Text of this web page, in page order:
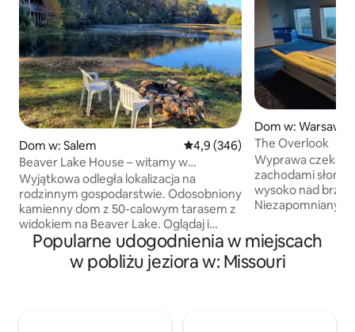
Dom w: Salem Średnia ocena: 4,9 na 5, liczba
4,9 (346)
Beaver Lake House – witamy w
krainiełku dystansu społecznego!
Wyjątkowa odległa lokalizacja na
rodzinnym gospodarstwie. Odosobniony
kamienny dom z 50-calowym tarasem z
widokiem na Beaver Lake. Oglądaj i
słuchaj niesamowitej przyrody! Otwarta
kuchnia, jadalnia/salon, piec na drewno,
podłogi wyłożone płytkami 2 sypialnie;
Dom w: Warsaw
The Overlook
Wyprawa czeka!
zachodami
wysoko nad
Niezapomniany
wypady, dla
turystów. Okolica
chronionymi
Popularne udogodnienia w miejscach
w pobliżu jeziora w: Missouri